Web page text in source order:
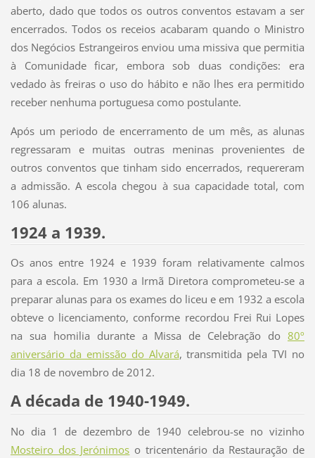
aberto, dado que todos os outros conventos estavam a ser
encerrados. Todos os receios acabaram quando o Ministro
dos Negócios Estrangeiros enviou uma missiva que permitia
à Comunidade ficar, embora sob duas condições: era
vedado às freiras o uso do hábito e não lhes era permitido
receber nenhuma portuguesa como postulante.
Após um periodo de encerramento de um mês, as alunas
regressaram e muitas outras meninas provenientes de
outros conventos que tinham sido encerrados, requereram
a admissão. A escola chegou à sua capacidade total, com
106 alunas.
1924 a 1939.
Os anos entre 1924 e 1939 foram relativamente calmos
para a escola. Em 1930 a Irmã Diretora comprometeu-se a
preparar alunas para os exames do liceu e em 1932 a escola
obteve o licenciamento, conforme recordou Frei Rui Lopes
na sua homilia durante a Missa de Celebração do80º
aniversário da emissão do Alvará, transmitida pela TVI no
dia 18 de novembro de 2012.
A década de 1940-1949.
No dia 1 de dezembro de 1940 celebrou-se no vizinho
Mosteiro dos Jerónimos o tricentenário da Restauração de